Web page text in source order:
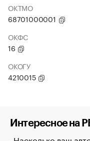
ОКТМО
68701000001
ОКФС
16
ОКОГУ
4210015
Интересное на